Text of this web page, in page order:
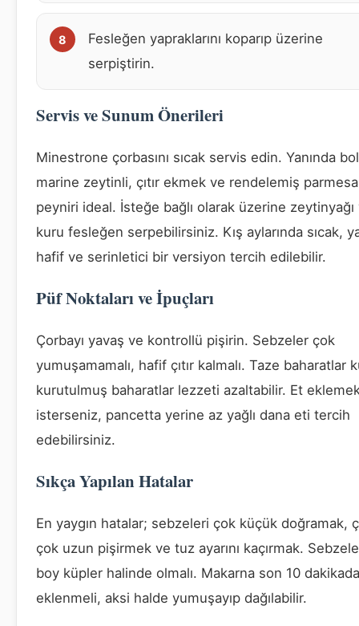
Fesleğen yapraklarını koparıp üzerine
serpiştirin.
Servis ve Sunum Önerileri
Minestrone çorbasını sıcak servis edin. Yanında bol
marine zeytinli, çıtır ekmek ve rendelemiş
peyniri ideal. İsteğe bağlı olarak üzerine zeytinyağı
kuru fesleğen serpebilirsiniz. Kış aylarında sıcak,
hafif ve serinletici bir versiyon tercih edilebilir.
Püf Noktaları ve İpuçları
Çorbayı yavaş ve kontrollü pişirin. Sebzeler çok
yumuşamamalı, hafif çıtır kalmalı. Taze baharatlar
kurutulmuş baharatlar lezzeti azaltabilir. Et
isterseniz, pancetta yerine az yağlı dana eti tercih
edebilirsiniz.
Sıkça Yapılan Hatalar
En yaygın hatalar; sebzeleri çok küçük doğramak,
çok uzun pişirmek ve tuz ayarını kaçırmak.
boy küpler halinde olmalı. Makarna son 10 dakikada
eklenmeli, aksi halde yumuşayıp dağılabilir.